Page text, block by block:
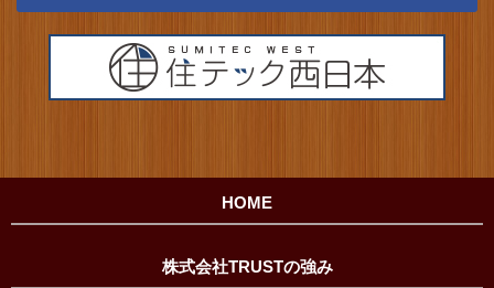
HOME
株式会社TRUSTの強み